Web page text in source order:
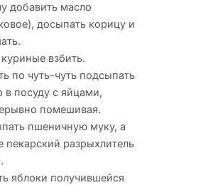
добавить масло
досыпать корицу и
взбить.
по чуть-чуть подсыпать
в посуду с яйцами,
помешивая.
пшеничную муку, а
пекарский разрыхлитель
яблоки получившейся